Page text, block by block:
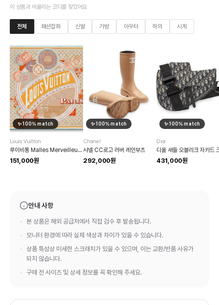
이 상품과 어울리는 코디를 찾았어요
전체 패션잡화 신발 가방 아우터 하의 시계
✨100% match
Louis Vuitton
루이비통 Malles Merveilleuses 스카프
151,000원
✨100% match
Chanel
샤넬 CC로고 러버 레인부츠
292,000원
✨100% match
Dior
431,000원
안내 사항
본 상품은 해외 공급처에서 직접 검수 후 발송됩니다.
모니터 환경에 따라 실제 색상과 차이가 있을 수 있습니다.
상품 특성상 미세한 스크래치가 있을 수 있으며, 이는 교환/반품 사유가
되지 않습니다.
구매 전 사이즈 및 상세 정보를 꼭 확인해 주세요.